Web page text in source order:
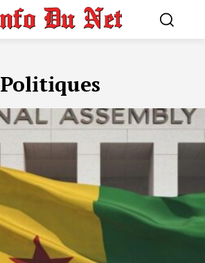
Politiques